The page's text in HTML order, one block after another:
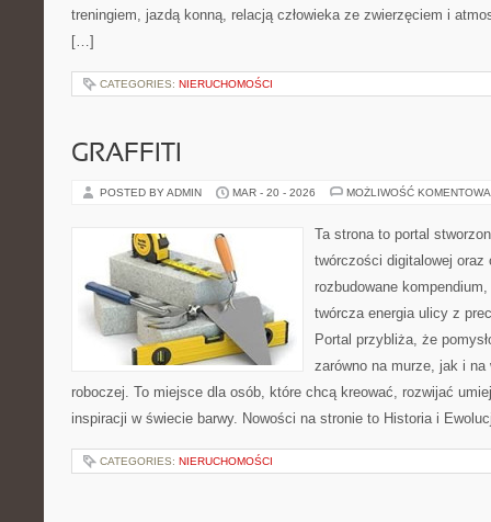
treningiem, jazdą konną, relacją człowieka ze zwierzęciem i
[…]
CATEGORIES: NIERUCHOMOŚCI
GRAFFITI
POSTED BY ADMIN MAR - 20 - 2026 MOŻLIWOŚĆ
Ta strona to portal
twórczości digitalowej oraz
rozbudowane
twórcza energia ulicy z
Portal przybliża, że
zarówno na murze, jak i
roboczej. To miejsce dla osób, które chcą kreować, rozwijać
inspiracji w świecie barwy. Nowości na stronie to Historia i
CATEGORIES: NIERUCHOMOŚCI